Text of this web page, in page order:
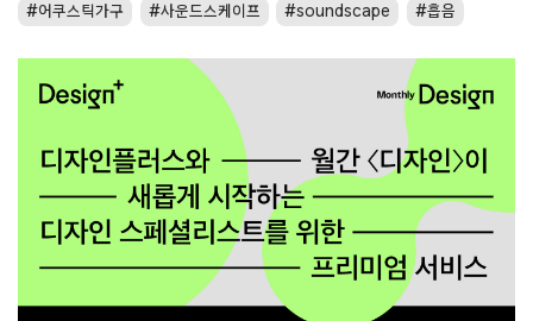
어쿠스틱가구 사운드스케이프 soundscape 흡음